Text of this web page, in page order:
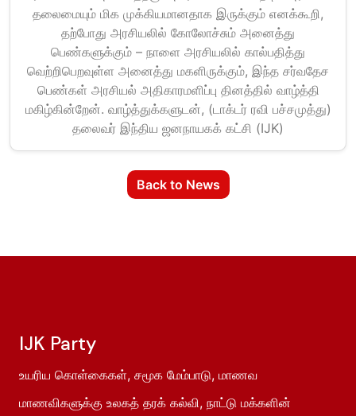
தலைமையும் மிக முக்கியமானதாக இருக்கும் எனக்கூறி,
தற்போது அரசியலில் கோலோச்சும் அனைத்து
பெண்களுக்கும் – நாளை அரசியலில் கால்பதித்து
வெற்றிபெறவுள்ள அனைத்து மகளிருக்கும், இந்த சர்வதேச
பெண்கள் அரசியல் அதிகாரமளிப்பு தினத்தில் வாழ்த்தி
மகிழ்கின்றேன். வாழ்த்துக்களுடன், (டாக்டர் ரவி பச்சமுத்து)
தலைவர் இந்திய ஜனநாயகக் கட்சி (IJK)
Back to News
IJK Party
உயரிய கொள்கைகள், சமூக மேம்பாடு, மாணவ
மாணவிகளுக்கு உலகத் தரக் கல்வி, நாட்டு மக்களின்